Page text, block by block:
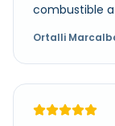
combustible
Ortalli